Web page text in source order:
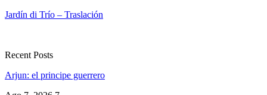
Jardín di Trío – Traslación
Recent Posts
Arjun: el principe guerrero